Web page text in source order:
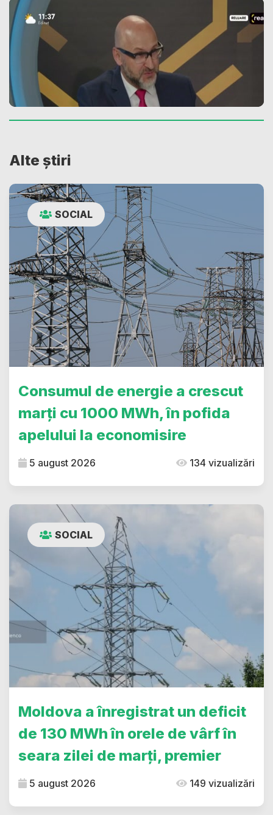
Alte știri
SOCIAL
Consumul de energie a crescut
marți cu 1000 MWh, în pofida
apelului la economisire
5 august 2026 134 vizualizări
SOCIAL
Moldova a înregistrat un deficit
de 130 MWh în orele de vârf în
seara zilei de marți, premier
5 august 2026 149 vizualizări